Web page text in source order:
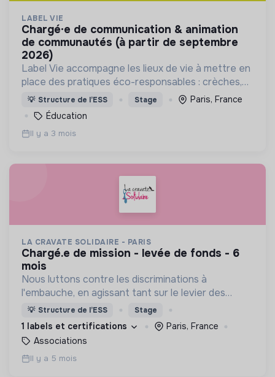
LABEL VIE
chargé·e de communication & animation
de communautés (à partir de septembre
2026)
Label Vie accompagne les lieux de vie à mettre en
place des pratiques éco-responsables : crèches,
assistants maternels, centres de loisirs.
💡 Structure de l’ESS Stage
Paris, France
Éducation
Il y a 3 mois
LA CRAVATE SOLIDAIRE - PARIS
chargé.e de mission - levée de fonds - 6
mois
Nous luttons contre les discriminations à
l'embauche, en agissant tant sur le levier des
candidats par le biais d'accompagnements que sur
le levier des recruteurs !
💡 Structure de l’ESS Stage
1 labels et certifications
Paris, France
Associations
Il y a 5 mois